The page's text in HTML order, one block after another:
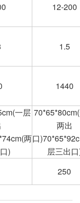
12-200
1.5
1440
一层
两
)
两出
口
层三出
250